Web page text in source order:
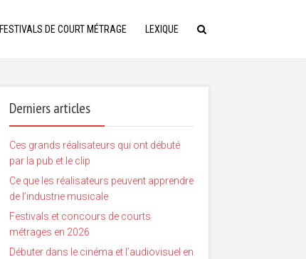
FESTIVALS DE COURT MÉTRAGE LEXIQUE
Derniers articles
Ces grands réalisateurs qui ont débuté
par la pub et le clip
Ce que les réalisateurs peuvent apprendre
de l’industrie musicale
Festivals et concours de courts
métrages en 2026
Débuter dans le cinéma et l’audiovisuel en